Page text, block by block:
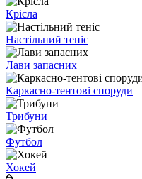
Крісла
Настільний теніс
Лави запасних
Каркасно-тентові споруди
Трибуни
Футбол
Хокей